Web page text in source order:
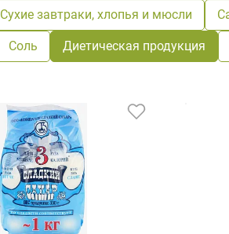
Сухие завтраки, хлопья и мюсли
Соль Диетическая продукция